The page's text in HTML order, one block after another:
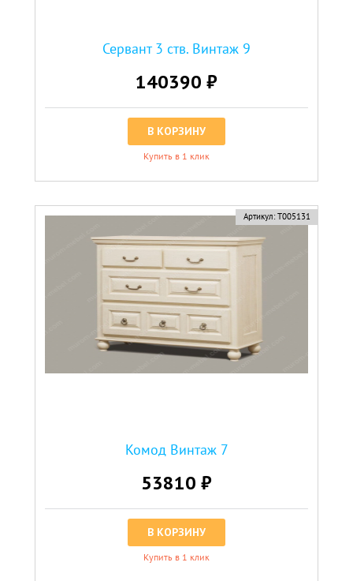
Сервант 3 ств. Винтаж 9
140390 ₽
В КОРЗИНУ
Купить в 1 клик
Артикул: Т005131
Комод Винтаж 7
53810 ₽
В КОРЗИНУ
Купить в 1 клик